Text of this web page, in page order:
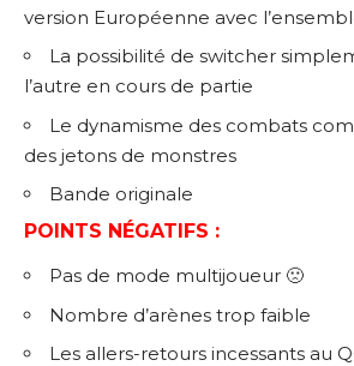
version Européenne avec
La possibilité de switcher
l’autre en cours de partie
Le dynamisme des combats
des jetons de monstres
Bande originale
POINTS NÉGATIFS :
Pas de mode multijoueur 🙁
Nombre d’arènes trop faible
Les allers-retours incessants au